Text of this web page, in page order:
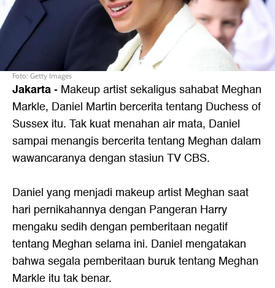
Foto: Getty Images
Jakarta- Makeup artist sekaligus sahabat Meghan
Markle, Daniel Martin bercerita tentang Duchess of
Sussex itu. Tak kuat menahan air mata, Daniel
sampai menangis bercerita tentang Meghan dalam
wawancaranya dengan stasiun TV CBS.
Daniel yang menjadi makeup artist Meghan saat
hari pernikahannya dengan Pangeran Harry
mengaku sedih dengan pemberitaan negatif
tentang Meghan selama ini. Daniel mengatakan
bahwa segala pemberitaan buruk tentang Meghan
Markle itu tak benar.